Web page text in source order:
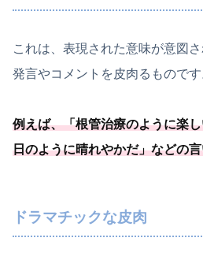
これは、表現された意味が意図
発言やコメントを皮肉るものです
例えば、「根管治療のように楽
日のように晴れやかだ」などの
ドラマチックな皮肉